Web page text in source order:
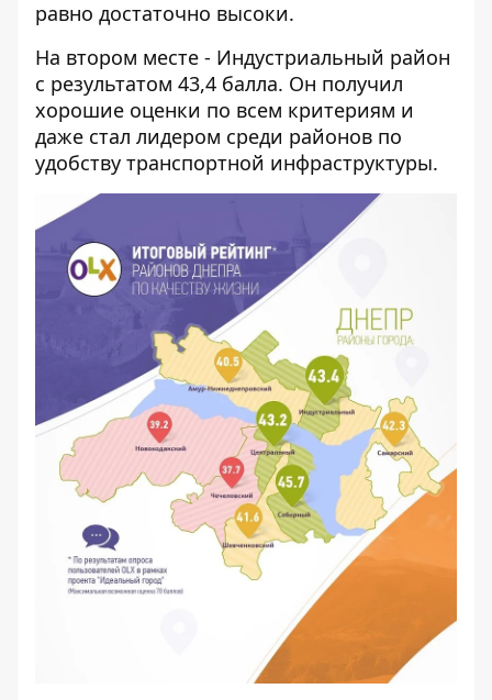
равно достаточно высоки.
На втором месте - Индустриальный район
с результатом 43,4 балла. Он получил
хорошие оценки по всем критериям и
даже стал лидером среди районов по
удобству транспортной инфраструктуры.